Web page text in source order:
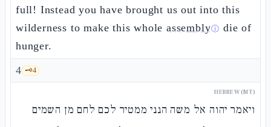
full! Instead you have brought us out into this
wilderness to make this wholeassemblyⓘ die of
hunger.
4 🗝️4
HEBREW (MT)
ויאמר יהוה אל משה הנני ממטיר לכם לחם מן השמים